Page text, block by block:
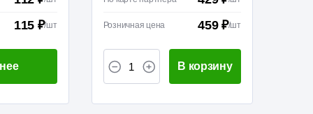
115 ₽/шт Розничная цена 459 ₽/шт
В корзину